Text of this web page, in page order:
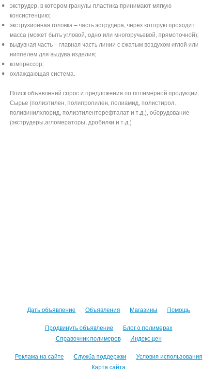
экструдер, в котором гранулы пластика принимают мягкую
консистенцию;
экструзионная головка – часть эструдера, через которую проходит
масса (может быть угловой, одно или многоручьевой, прямоточной);
выдувная часть – главная часть линии с сжатым воздухом иглой или
ниппелем для выдува изделия;
компрессор;
охлаждающая система.
Поиск объявлений спрос и предложения по полимерной продукции.
Сырье (полиэтилен, полипропилен, полиамид, полистирол,
поливинилхлорид, полиэтилентерефталат и т.д.), оборудование
(экструдеры,агломераторы, дробилки и т.д.)
Дать объявление Объявления Магазины Помощь
Продвинуть объявление
Блог о полимерах
Справочник полимеров
Индекс цен
Реклама на сайте Служба поддержки
Условия использования
Карта сайта